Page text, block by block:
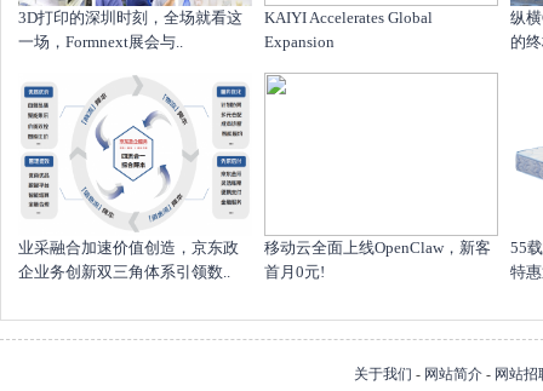
​3D打印的深圳时刻，全场就看这
一场，Formnext展会与..
KAIYI Accelerates Global
Expansion
纵
的
业采融合加速价值创造，京东政
企业务创新双三角体系引领数..
移动云全面上线OpenClaw，新客
首月0元!
55
特
关于我们 - 网站简介 - 网站招